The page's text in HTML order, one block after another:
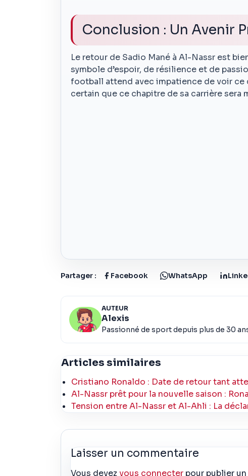
Conclusion : Un Avenir
Le retour de Sadio Mané à Al-Nassr est
symbole d’espoir, de résilience et de
football attend avec impatience de voir ce
certain que ce chapitre de sa carrière sera
Partager : Facebook WhatsApp
AUTEUR
Alexis
Passionné de sport depuis plus de 30
Articles similaires
Cristiano Ronaldo : Date de retour tant
Al-Nassr prêt pour la nouvelle saison :
Tension entre Al-Nassr et Al-Ahli : La
Laisser un commentaire
Vous devezvous connecter pour publier